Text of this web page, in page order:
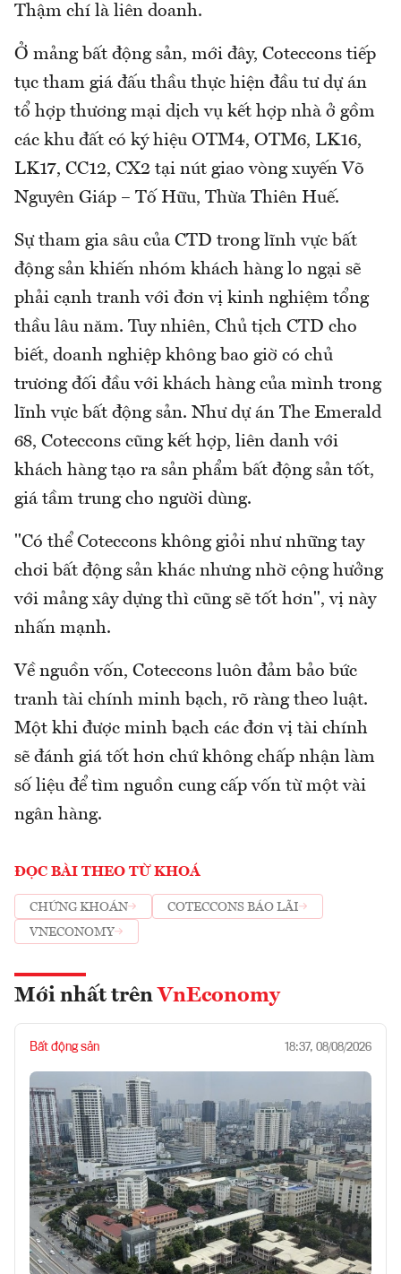
Thậm chí là liên doanh.
Ở mảng bất động sản, mới đây, Coteccons tiếp
tục tham giá đấu thầu thực hiện đầu tư dự án
tổ hợp thương mại dịch vụ kết hợp nhà ở gồm
các khu đất có ký hiệu OTM4, OTM6, LK16,
LK17, CC12, CX2 tại nút giao vòng xuyến Võ
Nguyên Giáp – Tố Hữu, Thừa Thiên Huế.
Sự tham gia sâu của CTD trong lĩnh vực bất
động sản khiến nhóm khách hàng lo ngại sẽ
phải cạnh tranh với đơn vị kinh nghiệm tổng
thầu lâu năm. Tuy nhiên, Chủ tịch CTD cho
biết, doanh nghiệp không bao giờ có chủ
trương đối đầu với khách hàng của mình trong
lĩnh vực bất động sản. Như dự án The Emerald
68, Coteccons cũng kết hợp, liên danh với
khách hàng tạo ra sản phẩm bất động sản tốt,
giá tầm trung cho người dùng.
"Có thể Coteccons không giỏi như những tay
chơi bất động sản khác nhưng nhờ cộng hưởng
với mảng xây dựng thì cũng sẽ tốt hơn", vị này
nhấn mạnh.
Về nguồn vốn, Coteccons luôn đảm bảo bức
tranh tài chính minh bạch, rõ ràng theo luật.
Một khi được minh bạch các đơn vị tài chính
sẽ đánh giá tốt hơn chứ không chấp nhận làm
số liệu để tìm nguồn cung cấp vốn từ một vài
ngân hàng.
ĐỌC BÀI THEO TỪ KHOÁ
CHỨNG KHOÁN
COTECCONS BÁO LÃI
VNECONOMY
Mới nhất trên VnEconomy
Bất động sản 18:37, 08/08/2026